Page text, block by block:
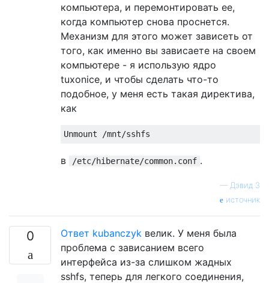
компьютера, и перемонтировать ее,
когда компьютер снова проснется.
Механизм для этого может зависеть от
того, как именно вы зависаете на своем
компьютере - я использую ядро ​​
tuxonice, и чтобы сделать что-то
подобное, у меня есть такая директива,
как
в /etc/hibernate/common.conf .
— Дэвид З
источник
0 Ответ kubanczyk велик. У меня была
проблема с зависанием всего
интерфейса из-за слишком жадных
sshfs, теперь для легкого соединения,